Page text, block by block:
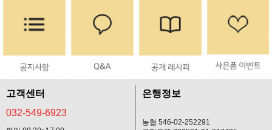
고객센터
032-549-6923
은행정보
농협 546-02-252291